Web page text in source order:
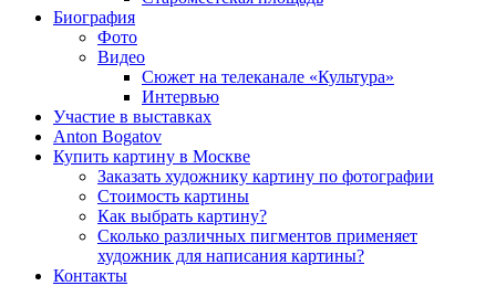
Биография
Фото
Видео
Сюжет на телеканале «Культура»
Интервью
Участие в выставках
Anton Bogatov
Купить картину в Москве
Заказать художнику картину по фотографии
Стоимость картины
Как выбрать картину?
Сколько различных пигментов применяет
художник для написания картины?
Контакты